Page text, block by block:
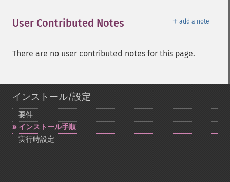
＋ add a note
User Contributed Notes
There are no user contributed notes for this page.
インストール/設定
要件
インストール手順
実行時設定